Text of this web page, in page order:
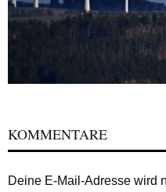
KOMMENTARE
Deine E-Mail-Adresse wird